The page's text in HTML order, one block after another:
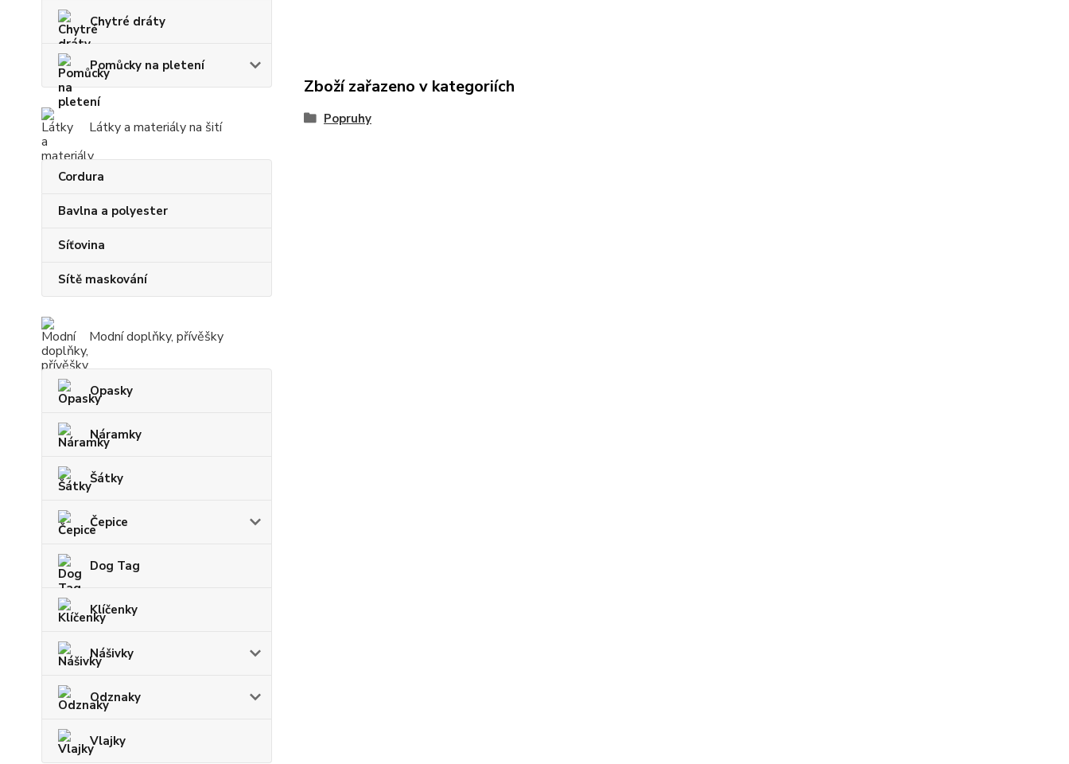
Chytré dráty
Pomůcky na pletení
Látky a materiály na šití
Cordura
Bavlna a polyester
Síťovina
Sítě maskování
Modní doplňky, přívěšky
Opasky
Náramky
Šátky
Čepice
Dog Tag
Klíčenky
Nášivky
Odznaky
Vlajky
Zboží zařazeno v kategoriích
Popruhy